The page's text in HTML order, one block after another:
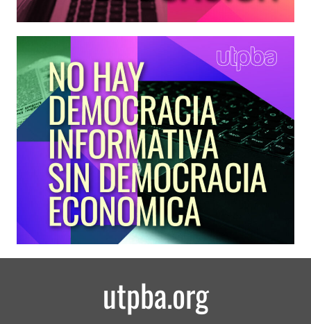
utpba.org